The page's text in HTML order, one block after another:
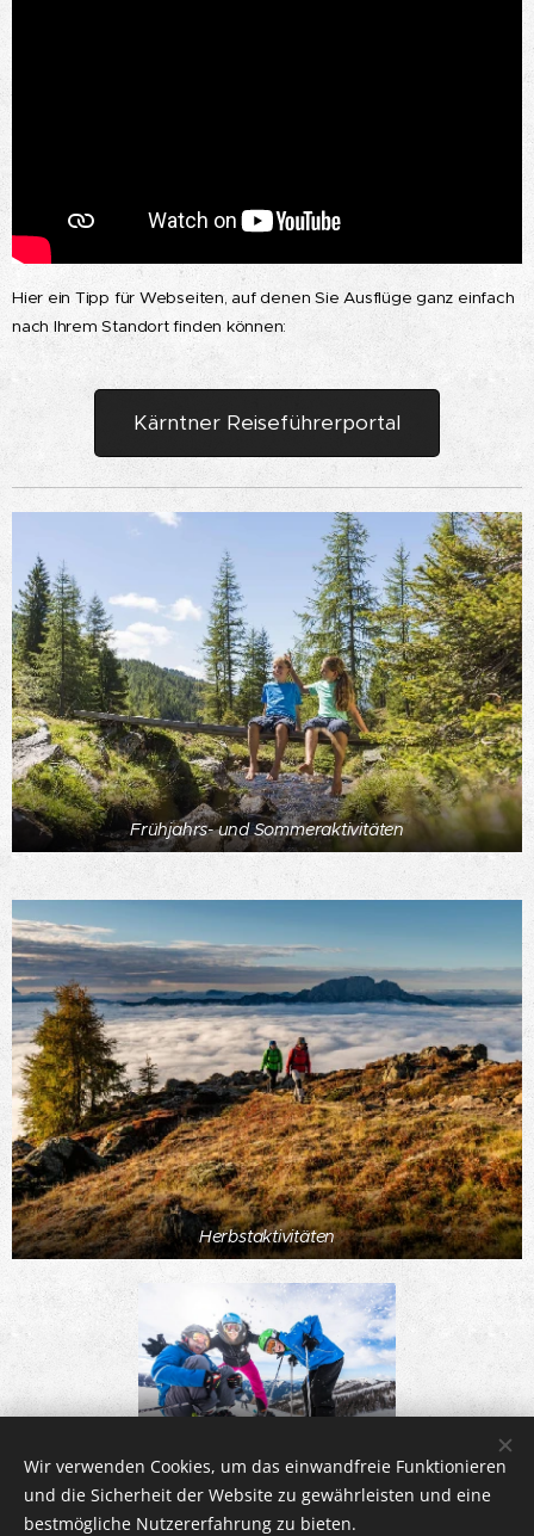
Hier ein Tipp für Webseiten, auf denen Sie Ausflüge ganz einfach
nach Ihrem Standort finden können:
Kärntner Reiseführerportal
Frühjahrs- und Sommeraktivitäten
Herbstaktivitäten
Wir verwenden Cookies, um das einwandfreie Funktionieren
und die Sicherheit der Website zu gewährleisten und eine
bestmögliche Nutzererfahrung zu bieten.